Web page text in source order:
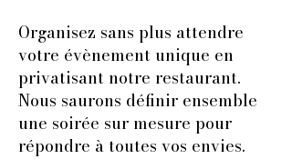
Organisez sans plus attendre
votre évènement unique en
privatisant notre restaurant.
Nous saurons définir ensemble
une soirée sur mesure pour
répondre à toutes vos envies.